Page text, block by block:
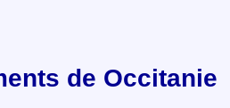
de Occitanie